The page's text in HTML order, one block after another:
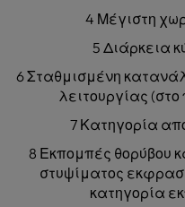
4 Μέγιστη
5 Διάρκεια
6 Σταθμισμένη
λειτουργίας
7 Κατηγορία
8 Εκπομπές θορύβου
στυψίματος
κατηγορία